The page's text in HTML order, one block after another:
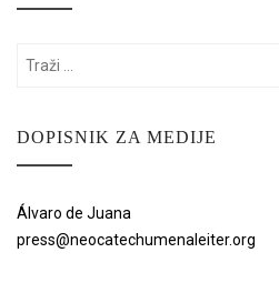
Search
DOPISNIK ZA MEDIJE
Álvaro de Juana
press@neocatechumenaleiter.org